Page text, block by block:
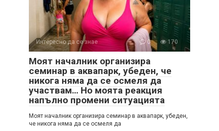
Интересно да се знае 0 170
Моят началник организира
семинар в аквапарк, убеден, че
никога няма да се осмеля да
участвам… Но моята реакция
напълно промени ситуацията
Моят началник организира семинар в аквапарк, убеден,
че никога няма да се осмеля да